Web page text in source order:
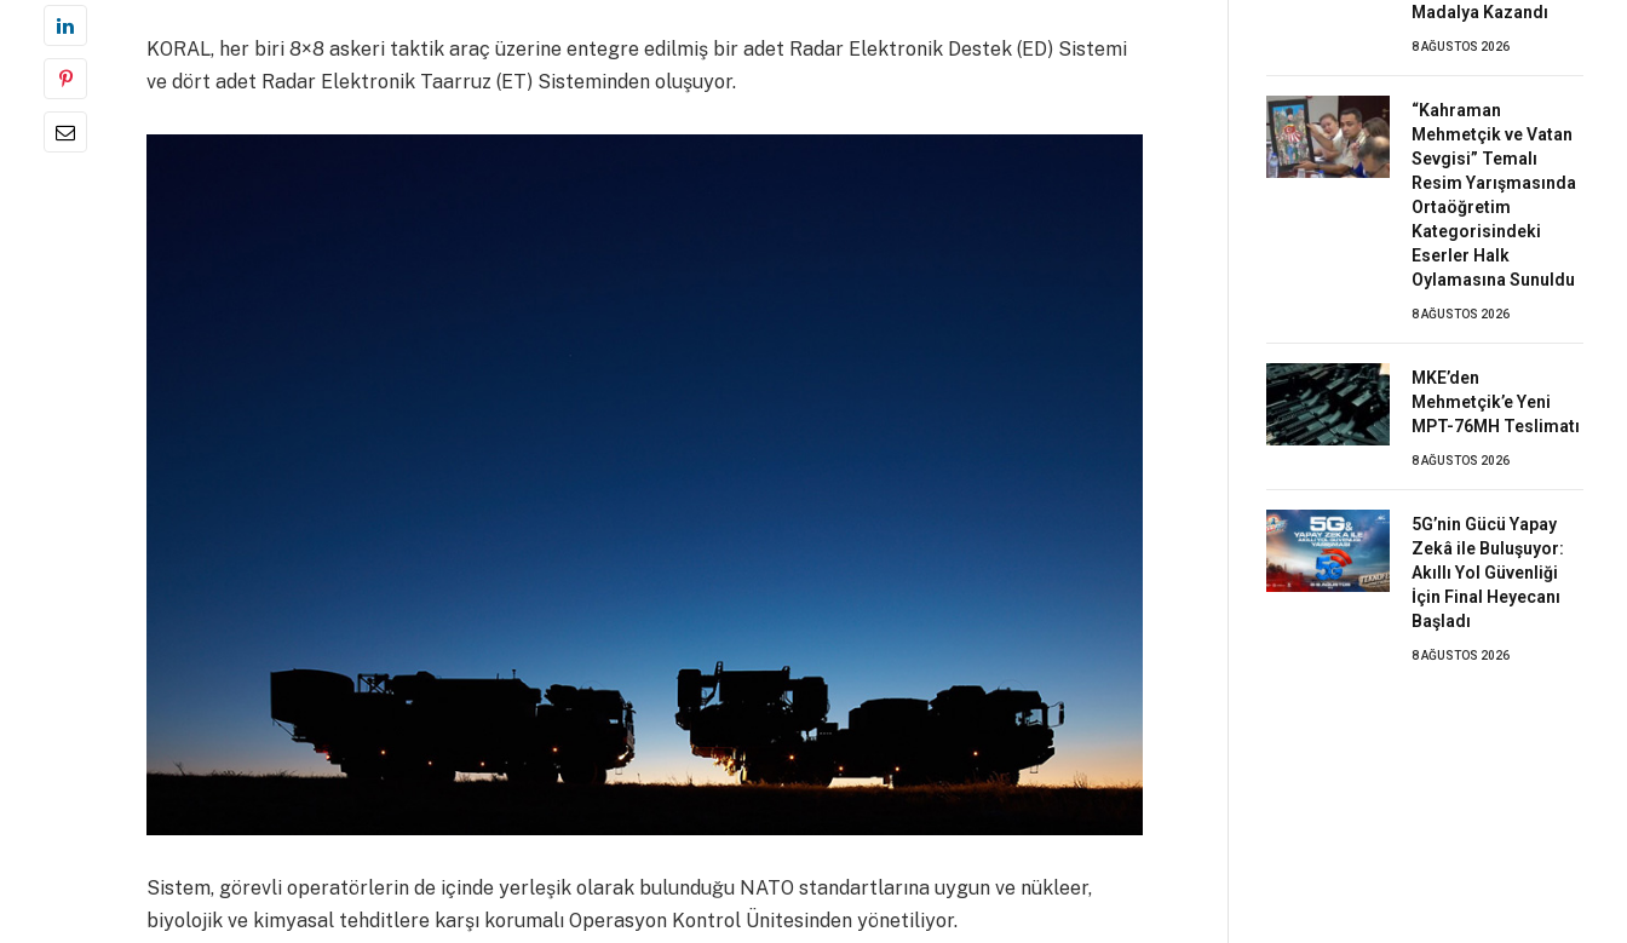
KORAL, her biri 8×8 askeri taktik araç üzerine entegre edilmiş bir adet Radar Elektronik Destek (ED) Sistemi
ve dört adet Radar Elektronik Taarruz (ET) Sisteminden oluşuyor.
Sistem, görevli operatörlerin de içinde yerleşik olarak bulunduğu NATO standartlarına uygun ve nükleer,
biyolojik ve kimyasal tehditlere karşı korumalı Operasyon Kontrol Ünitesinden yönetiliyor.
Madalya Kazandı
8 AĞUSTOS 2026
“Kahraman
Mehmetçik ve Vatan
Sevgisi” Temalı
Resim Yarışmasında
Ortaöğretim
Kategorisindeki
Eserler Halk
Oylamasına Sunuldu
8 AĞUSTOS 2026
MKE’den
Mehmetçik’e Yeni
MPT-76MH Teslimatı
8 AĞUSTOS 2026
5G’nin Gücü Yapay
Zekâ ile Buluşuyor:
Akıllı Yol Güvenliği
İçin Final Heyecanı
Başladı
8 AĞUSTOS 2026